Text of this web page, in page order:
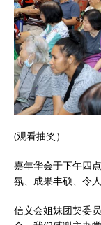
(观看抽奖）
嘉年华会于下午四
氛、成果丰硕、令
信义会姐妹团契委